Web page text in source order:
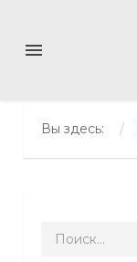
menu
Вы здесь: